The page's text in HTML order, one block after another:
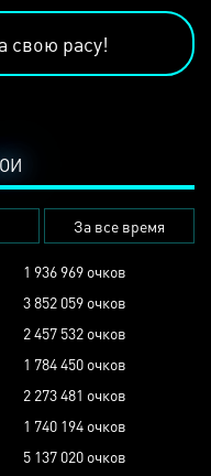
свою расу!
За все время
1 936 969 очков
3 852 059 очков
2 457 532 очков
1 784 450 очков
2 273 481 очков
1 740 194 очков
5 137 020 очков